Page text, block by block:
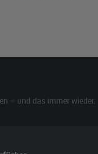
– und das immer wieder.